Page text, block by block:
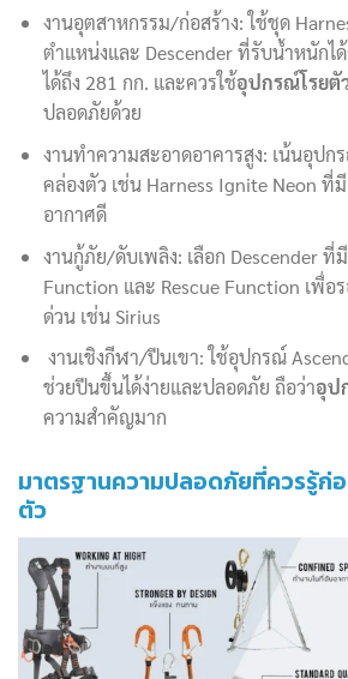
งานอุตสาหกรรม/ก่อสร้าง: ใช้ชุด
ตำแหน่งและ Descender ที่รับน้ำหนักไ
ได้ถึง 281 กก. และควรใช้อุปกรณ์โรยตั
ปลอดภัยด้วย
งานทำความสะอาดอาคารสูง: เน้นอุปก
คล่องตัว เช่น Harness Ignite Neon ที่
อากาศดี
งานกู้ภัย/ดับเพลิง: เลือก Descender ที่
Function และ Rescue Function เพื่อร
ด่วน เช่น Sirius
งานเชิงกีฬา/ปีนเขา: ใช้อุปกรณ์
ช่วยปีนขึ้นได้ง่ายและปลอดภัย ถือว่าอุป
ความสำคัญมาก
มาตรฐานความปลอดภัยที่ควรรู้ก่
ตัว